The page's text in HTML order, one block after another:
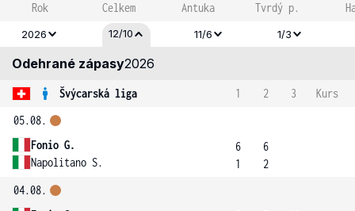
Rok Celkem Antuka Tvrdý p.
2026 12/10 11/6 1/3
Odehrané zápasy2026
Švýcarská liga 1 2 3
Kurs
05.08.
Fonio G.
Napolitano S.
6
1
6
2
04.08.